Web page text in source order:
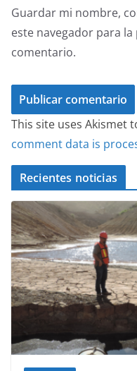
Guardar mi nombre,
este navegador para
comentario.
This site uses Akismet
comment data is
Recientes noticias